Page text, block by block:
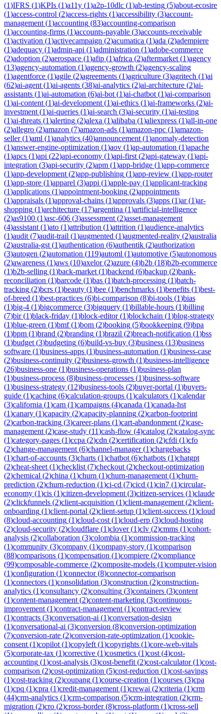
(1)IFRS (1)KPIs (1)a11y (1)a2p-10dlc (1)ab-testing (5)about-ecosire
(1)access-control (2)access-rights (1)accessibility (3)account-
management (1)accounting (83)accounting-comparison
(1)accounting-firms (1)accounts-payable (3)accounts-receivable
(1)activation (1)activecampaign (2)acumatica (1)ada (2)adempiere
(1)adequacy (1)admin-api (1)administration (1)adobe-commerce
(2)adoption (2)aerospace (1)afip (1)africa (2)aftermarket (1)agency
(13)agency-automation (1)agency-growth (2)agency-scaling
(1)agentforce (1)agile (2)agreements (1)agriculture (3)agritech (1)ai
(62)ai-agent (1)ai-agents (38)ai-analytics (2)ai-architecture (2)ai-
assistants (1)ai-automation (6)ai-bot (1)ai-chatbot (1)ai-comparison
(1)ai-content (1)ai-development (1)ai-ethics (1)ai-frameworks (2)ai-
investment (1)ai-queries (1)ai-search (3)ai-security (1)ai-testing
(1)ai-threats (1)alerting (2)alexa (1)alibaba (1)aliexpress (1)all-in-one
(2)allegro (2)amazon (7)amazon-ads (1)amazon-ppc (1)amazon-
seller(1)aml (1)analytics (40)announcement (1)anomaly-detection
(1)answer-engine-optimization (1)aov (1)ap-automation (1)apache
(1)apcs (1)api (22)api-economy (1)api-first (2)api-gateway (1)api-
integration (3)api-security (2)apm (1)app-bridge (1)app-commerce
(1)app-development (2)app-publishing (1)app-review (1)app-router
(1)app-store (1)apparel (3)appi (1)apple-pay (1)applicant-tracking
(1)applications (1)appointment-booking (2)appointments
(1)appraisals (1)approval-chains (1)approvals (3)apps (1)ar(1)ar-
shopping (1)architecture (17)argentina (1)artificial-intelligence
(2)as9100 (1)asc-606 (3)assessment (2)asset-management
(4)assistant (1)ato (1)attribution (1)attrition (1)audience-analytics
(1)audit (7)audit-trail (1)augmented (1)augmented-reality (2)australia
(2)australia-gst (1)authentication (6)authentik (2)authorization
(3)autogen (2)automation (119)automl (1)automotive (5)autonomous
(2)awareness (1)aws (10)axelor(2)azure (4)b2b (18)b2b-ecommerce
(1)b2b-selling (1)back-market (1)backend (6)backup (2)bank-
reconciliation (1)barcode (1)bas (1)batch-processing (1)batch-
tracking (2)bcrs (1)beauty (1)bee (1)benchmarks (1)benefits (1)best-
of-breed (1)best-practices (6)bi-comparison (8)bi-tools (1)bias
(1)big-4 (1)bigcommerce (3)bigquery (1)billable-hours (1)billing
(7)bir(1)black-friday (1)block-editor(1)blockchain (1)blog-strategy
(1)blue-green (1)bmf(1)bom (2)booking (5)bookkeeping (9)bpa
(1)bpm (1)brand (2)branding (1)brazil (2)breach-notification (1)bss
(1)budget (3)budgeting (6)build-vs-buy (3)business (13)business
software (1)business-apps (1)business-automation (1)business-case
(2)business-continuity (2)business-growth (1)business-intelligence
(26)business-one (1)business-operations (1)business-plan
(1)business-process (8)business-processes (1)business-software
(1)business-strategy (12)business-tools (2)buyer-portal (1)buyers-
guide (1)caching (6)calculation-groups (1)calculators (1)calendar
(3)california (1)cam (1)campaigns (4)canada (1)canada-hst
(1)canary (1)capacity (2)capacity-planning (2)carbon-footprint
(2)carbon-tracking (3)career-plans (1)cart-abandonment (2)case-
management (2)case-study (11)cash-flow (4)catalog (2)catalog-sync
(1)category-pages (1)ccpa (2)cdn (2)certification (2)cfdi (1)cfo
(2)change-management (6)channel-manager(1)chargebacks
(1)chart-of-accounts (3)charts (1)chatbot (6)chatbots (1)chatgpt
(2)cheat-sheet (1)checklist (7)checkout (2)checkout-optimization
(2)chemical (2)china (1)churn (1)churn-management (1)churn-
prediction (2)churn-reduction (1)ci-cd (7)cicd (1)cin7 (1)circular-
economy (1)cis (1)citizen-development (3)citizen-services (1)claude
(2)clickfunnels (2)client-acquisition (1)client-management (2)client-
onboarding (1)client-portal (2)client-setup (1)client-success (1)cloud
(8)cloud-accounting (1)cloud-cost (1)cloud-erp (3)cloud-hosting
(2)cloud-security (2)cloudflare (1)clover(1)clv (2)cmms (1)cohort-
analysis (2)collaboration (3)colombia (1)commission-tracking
(1)community (3)company (1)company-story (1)comparison
(88)comparisons (1)compensation (1)compiere (2)compliance
(99)composable-commerce (2)composite-models (1)computer-vision
(1)configuration (1)connector(8)connector-comparison
(1)connectors (1)consolidation (3)construction (2)construction-
analytics (1)consultancy (2)consulting (3)containers (3)content
(1)content-management (2)content-marketing (3)continuous-
improvement (1)contract-management (1)contract-review
(1)contracts (3)conversation-ai (1)conversation-design
(1)conversational-ai (3)conversion (8)conversion-optimization
(7)conversion-rate (2)conversion-rate-optimization (1)cookie-
consent (1)copilot (1)copyleft (1)copyrights (1)core-web-vitals
(5)corporate-tax (1)corrective (1)cosmetics (1)cost (4)cost-
accounting (1)cost-analysis (3)cost-benefit (2)cost-calculator(1)cost-
comparison (2)cost-optimization (5)cost-reduction (1)cost-savings
(1)cost-tracking (2)coupang (1)course-creation (1)courses (3)cpa
(1)cpq (1)cpra (1)credit-management (1)crewai (2)criteria (1)crm
(44)crm-analytics (1)crm-comparison (5)crm-integration (2)crm-
migration (2)cro (2)cross-border(8)cross-platform (1)cross-sell